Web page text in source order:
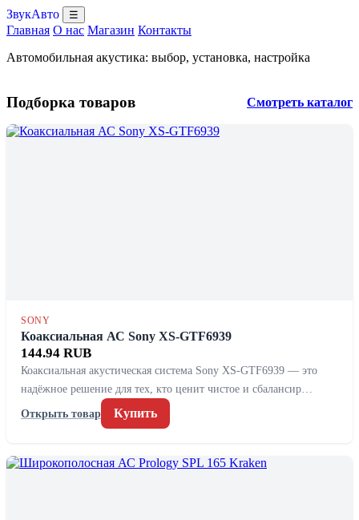
ЗвукАвто ☰
Главная О нас Магазин Контакты
Автомобильная акустика: выбор, установка, настройка
Подборка товаров Смотреть каталог
SONY
Коаксиальная АС Sony XS-GTF6939
144.94 RUB
Коаксиальная акустическая система Sony XS-GTF6939 — это
надёжное решение для тех, кто ценит чистое и сбалансир…
Открыть товар
Купить